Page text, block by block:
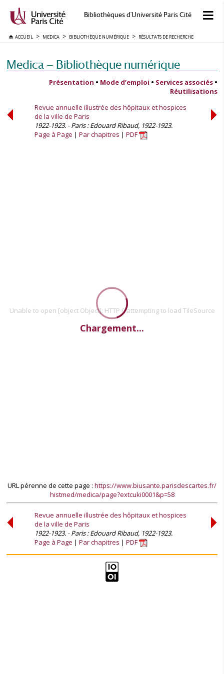
Bibliothèques d'Université Paris Cité
ACCUEIL MEDICA BIBLIOTHÈQUE NUMÉRIQUE RÉSULTATS DE RECHERCHE
Medica — Bibliothèque numérique
Présentation • Mode d’emploi • Services associés •
Réutilisations
Revue annuelle illustrée des hôpitaux et hospices
de la ville de Paris
1922-1923. - Paris : Edouard Ribaud, 1922-1923.
Page à Page
Par chapitres PDF
Unable to open [object Object]: HTTP 0 attempting to load TileSource
Chargement...
URL pérenne de cette page : https://www.biusante.parisdescartes.fr/
histmed/medica/page?extcuki0001&p=58
Revue annuelle illustrée des hôpitaux et hospices
de la ville de Paris
1922-1923. - Paris : Edouard Ribaud, 1922-1923.
Page à Page
Par chapitres PDF